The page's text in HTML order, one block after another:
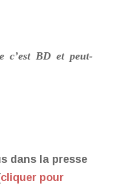
c’est BD et peut-
dans la presse
cliquer pour